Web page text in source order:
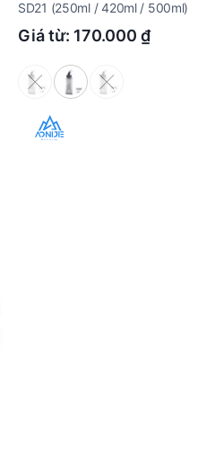
SD21 (250ml / 420ml / 500ml)
Giá từ: 170.000 ₫